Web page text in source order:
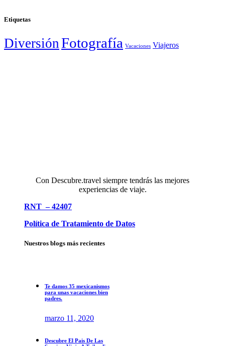
Etiquetas
Diversión Fotografía Vacaciones Viajeros
Con Descubre.travel siempre tendrás las mejores
experiencias de viaje.
RNT – 42407
Política de Tratamiento de Datos
Nuestros blogs más recientes
Te damos 35 mexicanismos
para unas vacaciones bien
padres.
marzo 11, 2020
Descubre El Pais De Las